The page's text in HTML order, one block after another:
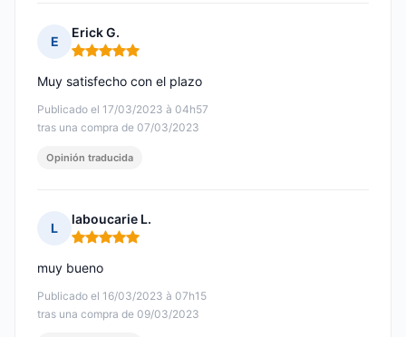
E
Erick G.
Nota: 5 de 5
Publicado el 17/03/2023 à 04h57
tras una compra de 07/03/2023
Muy satisfecho con el plazo
Opinión traducida
L
laboucarie L.
Nota: 5 de 5
Publicado el 16/03/2023 à 07h15
tras una compra de 09/03/2023
muy bueno